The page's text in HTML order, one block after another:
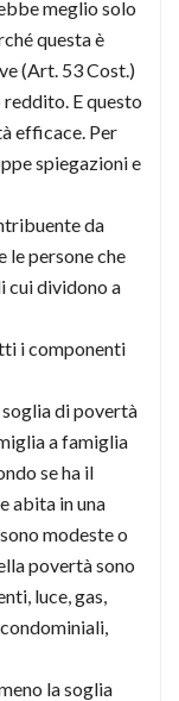
meglio solo
questa è
(Art. 53 Cost.)
E questo
efficace. Per
spiegazioni e
da
le persone che
cui dividono a
i componenti
di povertà
a famiglia
se ha il
abita in una
modeste o
povertà sono
luce, gas,
la soglia